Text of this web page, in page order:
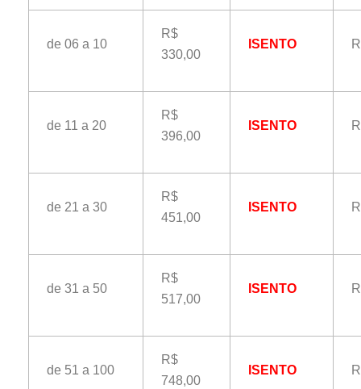
de 06 a 10
R$
330,00
ISENTO
de 11 a 20
R$
396,00
ISENTO
de 21 a 30
R$
451,00
ISENTO
de 31 a 50
R$
517,00
ISENTO
de 51 a 100
R$
748,00
ISENTO